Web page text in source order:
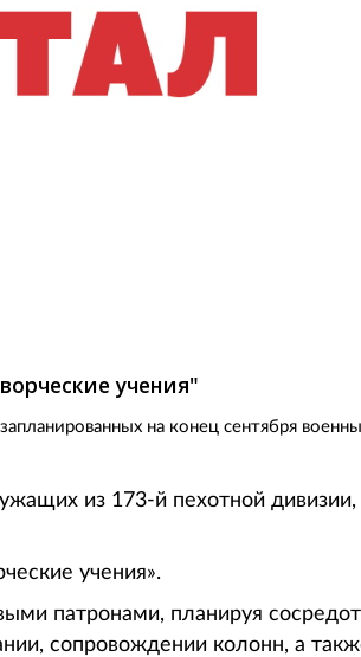
учения"
на конец сентября
из 173-й пехотной
учения».
патронами, планируя
сопровождении колонн, а